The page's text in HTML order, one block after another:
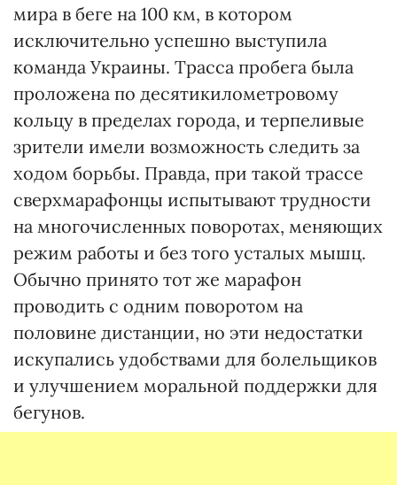
мира в беге на 100 км, в котором
исключительно успешно выступила
команда Украины. Трасса пробега была
проложена по десятикилометровому
кольцу в пределах города, и терпеливые
зрители имели возможность следить за
ходом борьбы. Правда, при такой трассе
сверхмарафонцы испытывают трудности
на многочисленных поворотах, меняющих
режим работы и без того усталых мышц.
Обычно принято тот же марафон
проводить с одним поворотом на
половине дистанции, но эти недостатки
искупались удобствами для болельщиков
и улучшением моральной поддержки для
бегунов.